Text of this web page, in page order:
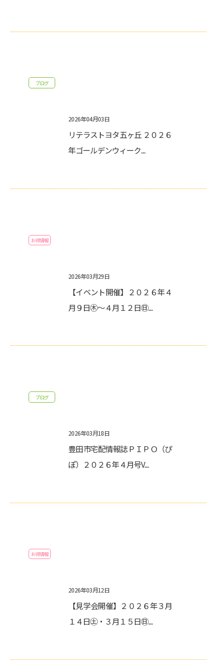
ブログ
2026年04月03日
リテラストヨタ五ヶ丘 ２０２６
年ゴールデンウィーク...
お得情報
2026年03月29日
【イベント開催】２０２６年４
月９日㊍～４月１２日㊐...
ブログ
2026年03月18日
豊田市宅配情報誌ＰＩＰＯ（ぴ
ぽ）２０２６年４月号V...
お得情報
2026年03月12日
【見学会開催】２０２６年３月
１４日㊏・３月１５日㊐...